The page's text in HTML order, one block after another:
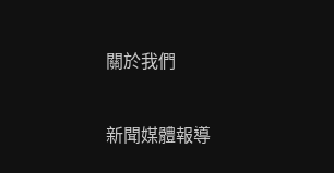
關於我們
新聞媒體報導